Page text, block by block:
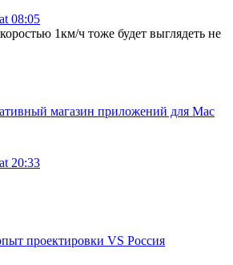
08:05
1км/ч тоже будет выглядеть не
магазин приложений для Mac
20:33
проектировки VS Росcия